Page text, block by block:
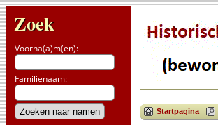
Zoek
Voorna(a)m(en):
Familienaam:
Startpagina